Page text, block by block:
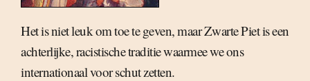
Het is niet leuk om toe te geven, maar Zwarte Piet is een
achterlijke, racistische traditie waarmee we ons
internationaal voor schut zetten.